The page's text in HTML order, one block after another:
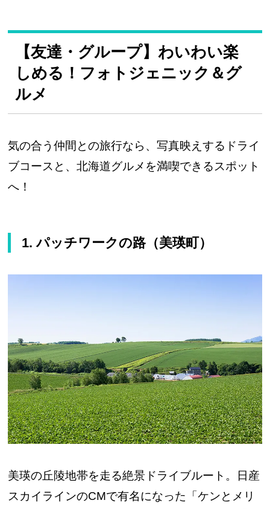
【友達・グループ】わいわい楽
しめる！フォトジェニック＆グ
ルメ
気の合う仲間との旅行なら、写真映えするドライ
ブコースと、北海道グルメを満喫できるスポット
へ！
1. パッチワークの路（美瑛町）
美瑛の丘陵地帯を走る絶景ドライブルート。日産
スカイラインのCMで有名になった「ケンとメリ